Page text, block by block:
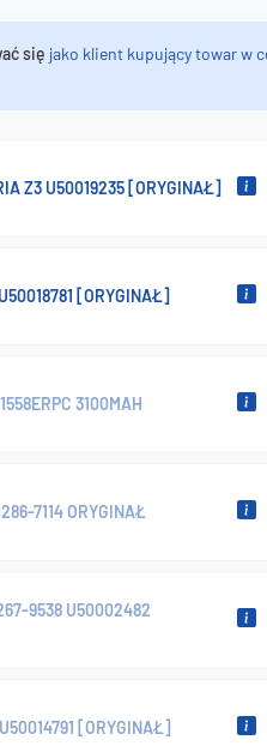
się jako klient kupujący towar w
Z3 U50019235 [ORYGINAŁ]
[ORYGINAŁ]
3100MAH
7114 ORYGINAŁ
9538 U50002482
[ORYGINAŁ]